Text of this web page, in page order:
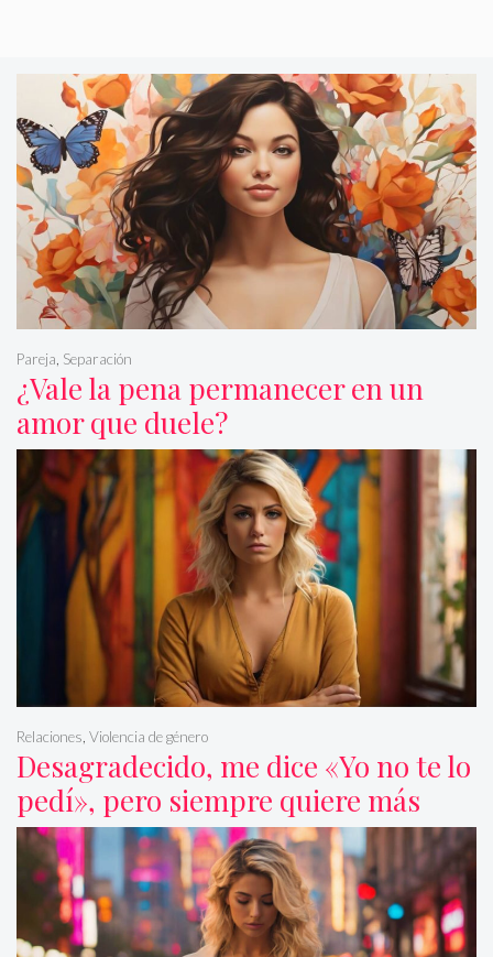
¿Vale la pena permanecer en un
amor que duele?
Pareja, Separación
Desagradecido, me dice «Yo no te lo
pedí», pero siempre quiere más
Relaciones, Violencia de género